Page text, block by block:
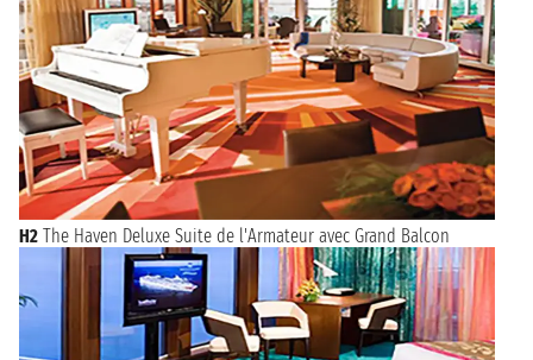
H2 The Haven Deluxe Suite de l'Armateur avec Grand Balcon